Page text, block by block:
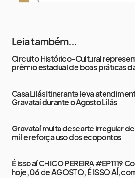
Leia também...
Circuito Histórico-Cultural
prêmio estadual de boas práticas
Casa Lilás Itinerante leva
Gravataí durante o Agosto Lilás
Gravataí multa descarte irregular
mil e reforça uso dos ecopontos
É isso aí CHICO PEREIRA #EP1119
hoje, 06 de AGOSTO, É ISSO AÍ,